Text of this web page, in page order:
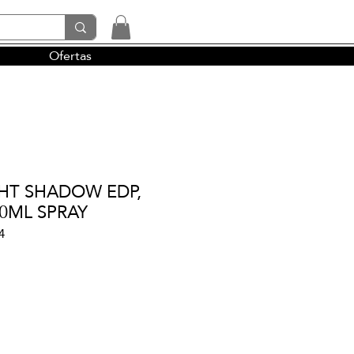
y la perfumería árabe
Ofertas
SHADOW EDP,
SPRAY